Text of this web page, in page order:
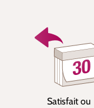
Satisfait ou